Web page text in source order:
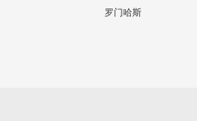
罗门哈斯